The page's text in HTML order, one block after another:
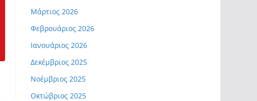
Μάρτιος 2026
Φεβρουάριος 2026
Ιανουάριος 2026
Δεκέμβριος 2025
Νοέμβριος 2025
Οκτώβριος 2025